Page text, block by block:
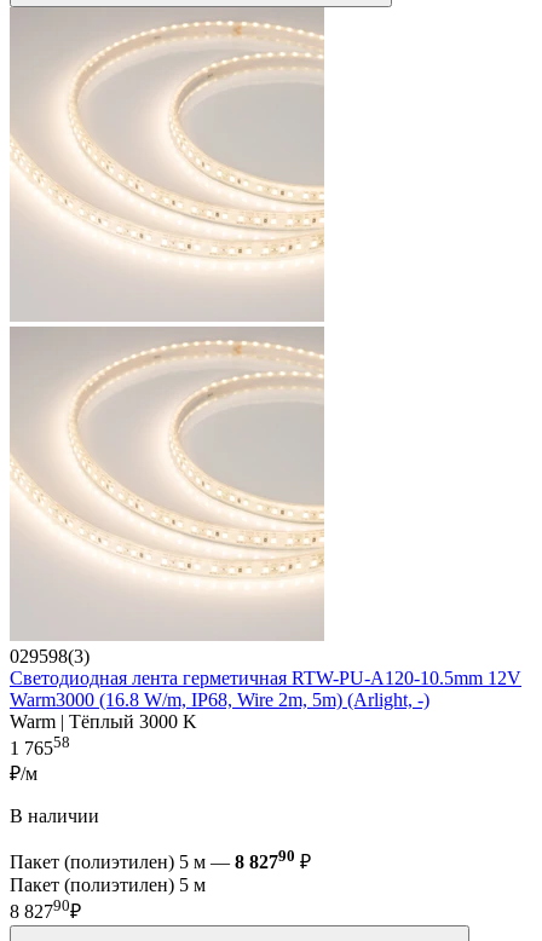
029598(3)
Светодиодная лента герметичная RTW-PU-A120-10.5mm 12V
Warm3000 (16.8 W/m, IP68, Wire 2m, 5m) (Arlight, -)
Warm | Тёплый 3000 K
1 76558
₽/м
В наличии
Пакет (полиэтилен) 5 м — 8 82790 ₽
Пакет (полиэтилен) 5 м
8 82790₽